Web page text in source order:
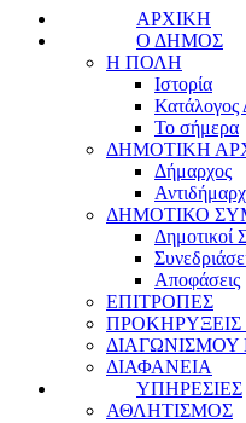
ΑΡΧΙΚΗ
Ο ΔΗΜΟΣ
Η ΠΟΛΗ
Ιστορία
Το σήμερα
ΔΗΜΟΤΙΚΗ
Δήμαρχος
ΔΗΜΟΤΙΚΟ
Δημοτικοί
Αποφάσεις
ΕΠΙΤΡΟΠΕΣ
ΔΙΑΦΑΝΕΙΑ
ΥΠΗΡΕΣΙΕΣ
ΑΘΛΗΤΙΣΜΟΣ